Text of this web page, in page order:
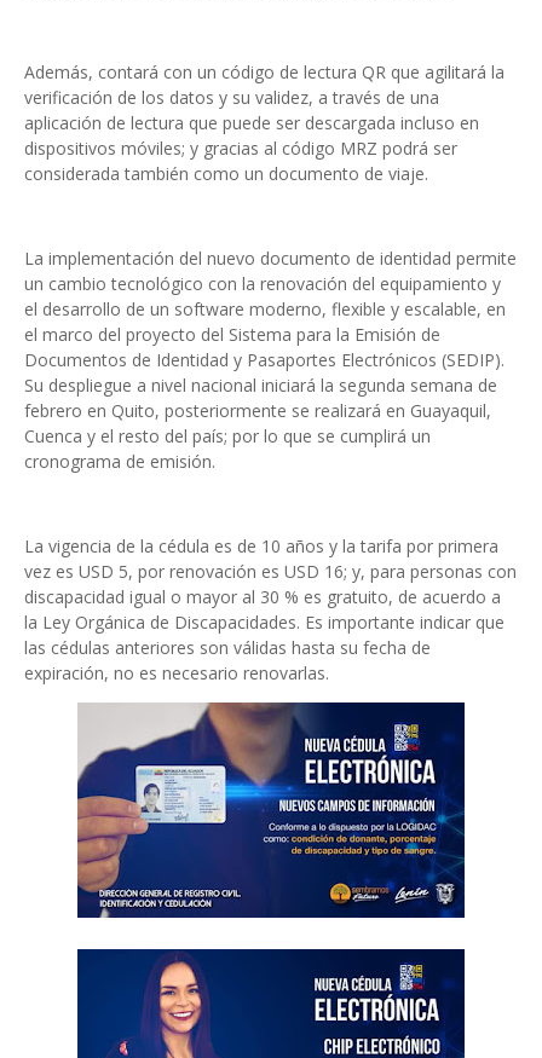
Además, contará con un código de lectura QR que agilitará la
verificación de los datos y su validez, a través de una
aplicación de lectura que puede ser descargada incluso en
dispositivos móviles; y gracias al código MRZ podrá ser
considerada también como un documento de viaje.
La implementación del nuevo documento de identidad permite
un cambio tecnológico con la renovación del equipamiento y
el desarrollo de un software moderno, flexible y escalable, en
el marco del proyecto del Sistema para la Emisión de
Documentos de Identidad y Pasaportes Electrónicos (SEDIP).
Su despliegue a nivel nacional iniciará la segunda semana de
febrero en Quito, posteriormente se realizará en Guayaquil,
Cuenca y el resto del país; por lo que se cumplirá un
cronograma de emisión.
La vigencia de la cédula es de 10 años y la tarifa por primera
vez es USD 5, por renovación es USD 16; y, para personas con
discapacidad igual o mayor al 30 % es gratuito, de acuerdo a
la Ley Orgánica de Discapacidades. Es importante indicar que
las cédulas anteriores son válidas hasta su fecha de
expiración, no es necesario renovarlas.